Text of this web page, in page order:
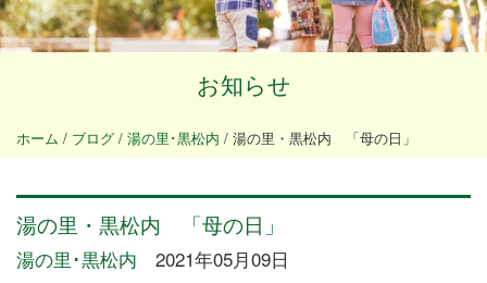
お知らせ
ホーム / ブログ / 湯の里･黒松内 / 湯の里・黒松内 「母の日」
湯の里・黒松内 「母の日」
湯の里･黒松内 2021年05月09日